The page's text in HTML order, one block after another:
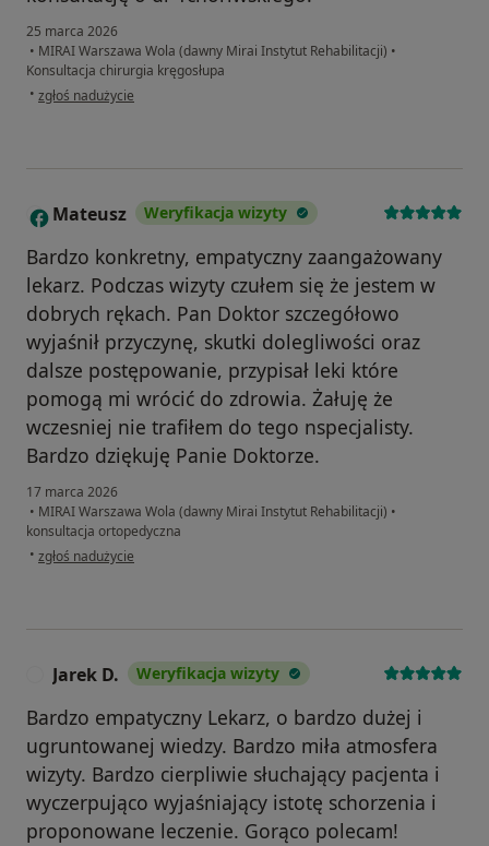
25 marca 2026
• MIRAI Warszawa Wola (dawny Mirai Instytut Rehabilitacji) •
Konsultacja chirurgia kręgosłupa
• w opinii użytkownika Barbara
zgłoś nadużycie
M Mateusz Weryfikacja wizyty
Bardzo konkretny, empatyczny zaangażowany
lekarz. Podczas wizyty czułem się że jestem w
dobrych rękach. Pan Doktor szczegółowo
wyjaśnił przyczynę, skutki dolegliwości oraz
dalsze postępowanie, przypisał leki które
pomogą mi wrócić do zdrowia. Żałuję że
wczesniej nie trafiłem do tego nspecjalisty.
Bardzo dziękuję Panie Doktorze.
17 marca 2026
• MIRAI Warszawa Wola (dawny Mirai Instytut Rehabilitacji) •
konsultacja ortopedyczna
• w opinii użytkownika Mateusz
zgłoś nadużycie
Jarek D. Weryfikacja wizyty
Bardzo empatyczny Lekarz, o bardzo dużej i
ugruntowanej wiedzy. Bardzo miła atmosfera
wizyty. Bardzo cierpliwie słuchający pacjenta i
wyczerpująco wyjaśniający istotę schorzenia i
proponowane leczenie. Gorąco polecam!